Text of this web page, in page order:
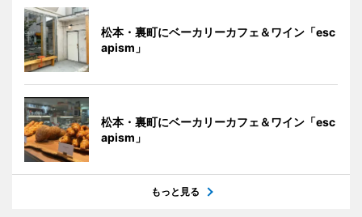
松本・裏町にベーカリーカフェ＆ワイン「esc
apism」
松本・裏町にベーカリーカフェ＆ワイン「esc
apism」
もっと見る